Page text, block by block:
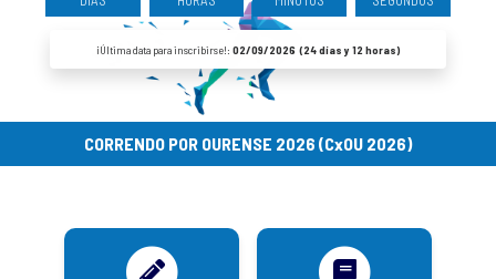
¡Última data para inscribirse!: 02/09/2026 (24 días y 12 horas)
CORRENDO POR OURENSE 2026 (CxOU 2026)